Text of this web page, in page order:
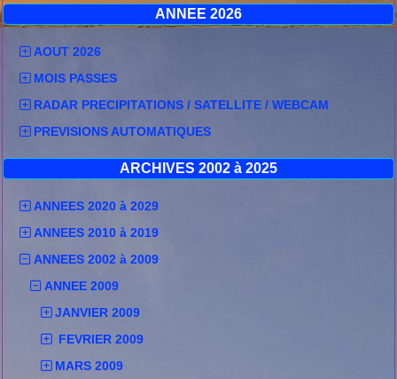
ANNEE 2026
AOUT 2026
MOIS PASSES
RADAR PRECIPITATIONS / SATELLITE / WEBCAM
PREVISIONS AUTOMATIQUES
ARCHIVES 2002 à 2025
ANNEES 2020 à 2029
ANNEES 2010 à 2019
ANNEES 2002 à 2009
ANNEE 2009
JANVIER 2009
FEVRIER 2009
MARS 2009